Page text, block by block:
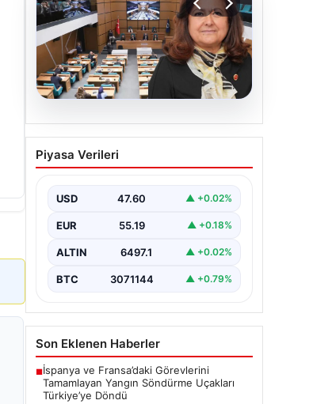
Üsküdar Belediyesi’nde
başkanvekili Sibel Tan
Piyasa Verileri
USD 47.60 ▲ +0.02%
EUR 55.19 ▲ +0.18%
ALTIN 6497.1 ▲ +0.02%
BTC 3071144 ▲ +0.79%
Son Eklenen Haberler
■İspanya ve Fransa’daki Görevlerini
Tamamlayan Yangın Söndürme Uçakları
Türkiye’ye Döndü